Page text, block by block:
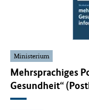
Ministerium
Mehrsprachiges
Gesundheit“